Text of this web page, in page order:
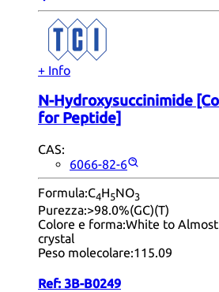
+ Info
N-Hydroxysuccinimide
for Peptide]
CAS:
6066-82-6
Formula:C4H5NO3
Purezza:>98.0%(GC)(T)
Colore e forma:White to
crystal
Peso molecolare:115.09
Ref: 3B-B0249